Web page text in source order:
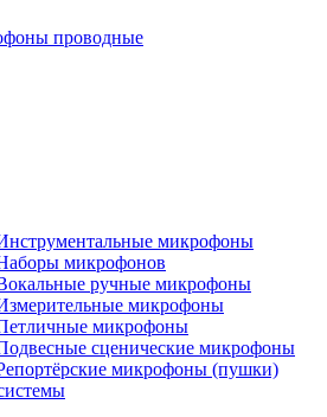
проводные
микрофоны
микрофонов
ручные микрофоны
микрофоны
микрофоны
сценические микрофоны
микрофоны (пушки)